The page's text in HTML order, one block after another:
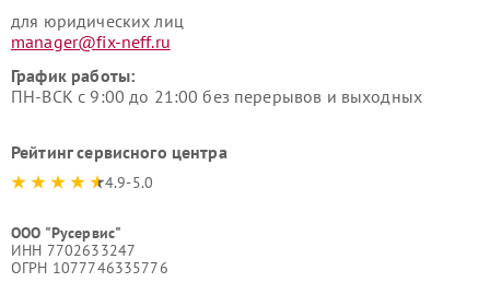
для юридических лиц
manager@fix-neff.ru
График работы:
ПН-ВСК с 9:00 до 21:00 без перерывов и выходных
Рейтинг сервисного центра
4.9-5.0
ООО "Русервис"
ИНН 7702633247
ОГРН 1077746335776